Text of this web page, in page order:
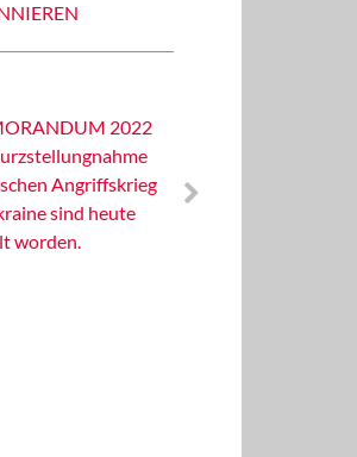
2022
Angriffskrieg
sind heute
worden.